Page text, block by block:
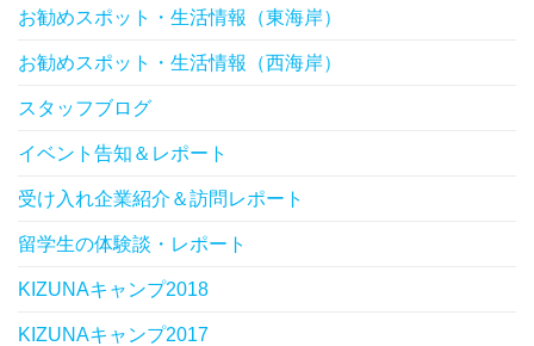
お勧めスポット・生活情報（東海岸）
お勧めスポット・生活情報（西海岸）
スタッフブログ
イベント告知＆レポート
受け入れ企業紹介＆訪問レポート
留学生の体験談・レポート
KIZUNAキャンプ2018
KIZUNAキャンプ2017